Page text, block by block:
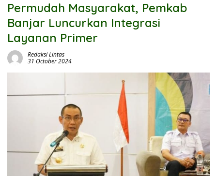
Permudah Masyarakat, Pemkab
Banjar Luncurkan Integrasi
Layanan Primer
Redaksi Lintas
31 October 2024